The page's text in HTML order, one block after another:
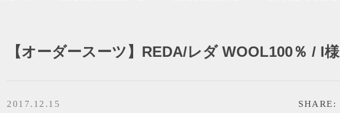
【オーダースーツ】REDA/レダ WOOL100％ / I様
2017.12.15 SHARE: